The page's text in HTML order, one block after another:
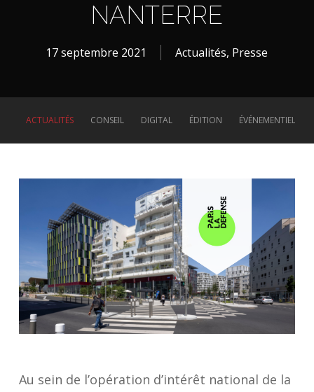
NANTERRE
17 septembre 2021 Actualités, Presse
ACTUALITÉS CONSEIL DIGITAL ÉDITION ÉVÉNEMENTIEL
Au sein de l’opération d’intérêt national de la